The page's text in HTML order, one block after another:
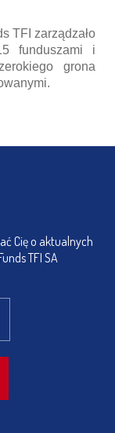
TFI zarządzało
funduszami i
grona
Cię o aktualnych
TFI SA